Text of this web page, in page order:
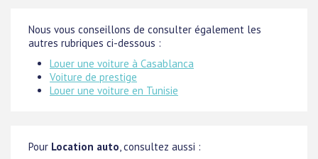
Nous vous conseillons de consulter également les
autres rubriques ci-dessous :
Louer une voiture à Casablanca
Voiture de prestige
Louer une voiture en Tunisie
Pour Location auto , consultez aussi :